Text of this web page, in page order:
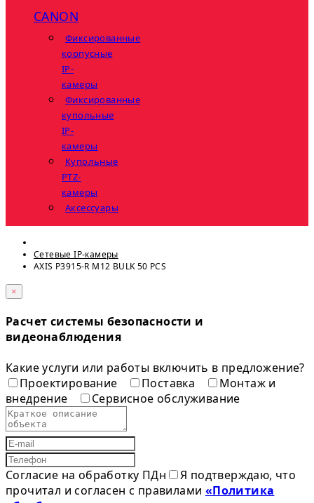
CANON
Фиксированные
корпусные
IP-
камеры
Фиксированные
купольные
IP-
камеры
Купольные
PTZ-
камеры
Аксессуары
Сетевые IP-камеры
AXIS P3915-R M12 BULK 50 PCS
×
Расчет системы безопасности и
видеонаблюдения
Какие услуги или работы включить в предложение?
Проектирование
Поставка
Монтаж и
внедрение
Сервисное обслуживание
Согласие на обработку ПДн
Я подтверждаю, что
прочитал и согласен с правилами «Политика